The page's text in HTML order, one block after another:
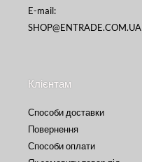
E-mail:
SHOP@ENTRADE.COM.UA
Клієнтам
Способи доставки
Повернення
Способи оплати